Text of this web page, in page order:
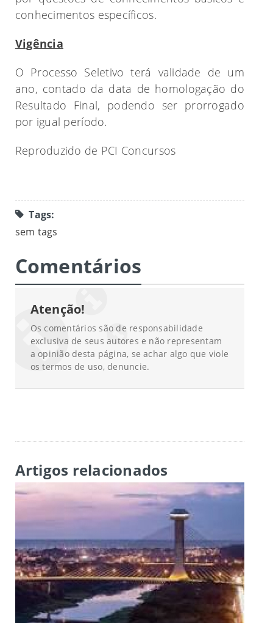
conhecimentos específicos.
Vigência
O Processo Seletivo terá validade de um
ano, contado da data de homologação do
Resultado Final, podendo ser prorrogado
por igual período.
Reproduzido de PCI Concursos
Tags:
sem tags
Comentários
Atenção!
Os comentários são de responsabilidade
exclusiva de seus autores e não representam
a opinião desta página, se achar algo que viole
os termos de uso, denuncie.
Artigos relacionados